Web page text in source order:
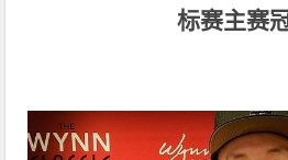
标赛主赛